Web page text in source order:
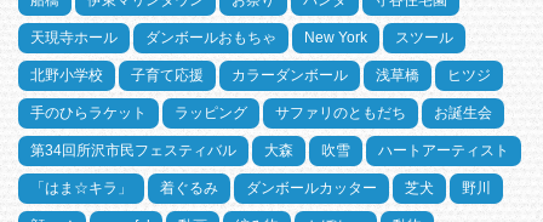
天現寺ホール ダンボールおもちゃ New York スツール
北野小学校 子育て応援 カラーダンボール 浅草橋 ヒツジ
手のひらラケット ラッピング サファリのともだち お誕生会
第34回所沢市民フェスティバル 大森 吹雪 ハートアーティスト
「はま☆キラ」 着ぐるみ ダンボールカッター 芝犬 野川